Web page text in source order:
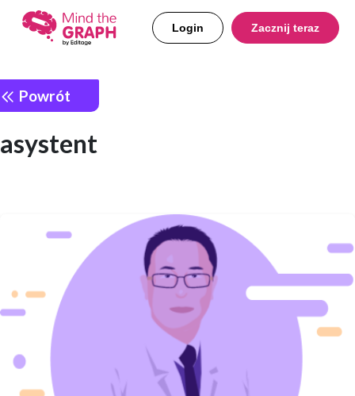
Login Zacznij teraz
Powrót
asystent